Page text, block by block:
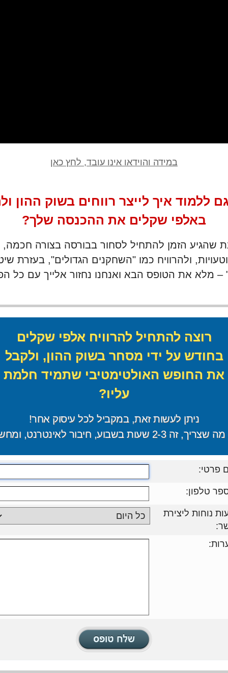
במידה והוידאו אינו עובד, לחץ כאן
ללמוד איך לייצר רווחים בשוק ההון
באלפי שקלים את ההכנסה שלך?
שהגיע הזמן להתחיל לסחור בבורסה בצורה חכמה,
ולהרוויח כמו "השחקנים הגדולים", בעזרת
מלא את הטופס הבא ואנחנו נחזור אלייך עם כל
רוצה להתחיל להרוויח אלפי שקלים
בחודש על ידי מסחר בשוק ההון, ולקבל
את החופש האולטימטיבי שתמיד חלמת
עליו?
ניתן לעשות זאת, במקביל לכל עיסוק אחר!
זה 2-3 שעות בשבוע, חיבור לאינטרנט, ומחשב!
פרטי:
טלפון:
נוחות ליצירת